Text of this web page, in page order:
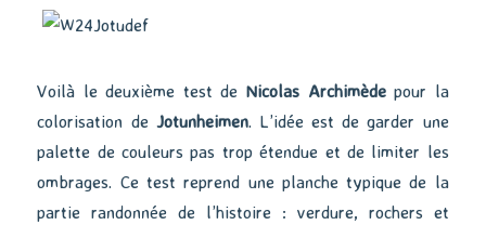
Voilà le deuxième test de Nicolas Archimèdepour la
colorisation de Jotunheimen. L’idée est de garder une
palette de couleurs pas trop étendue et de limiter les
ombrages. Ce test reprend une planche typique de la
partie randonnée de l’histoire : verdure, rochers et